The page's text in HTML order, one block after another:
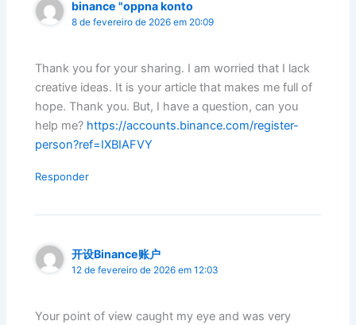
binance "oppna konto
8 de fevereiro de 2026 em 20:09
Thank you for your sharing. I am worried that I lack
creative ideas. It is your article that makes me full of
hope. Thank you. But, I have a question, can you
help me? https://accounts.binance.com/register-
person?ref=IXBIAFVY
Responder
开设Binance账户
12 de fevereiro de 2026 em 12:03
Your point of view caught my eye and was very